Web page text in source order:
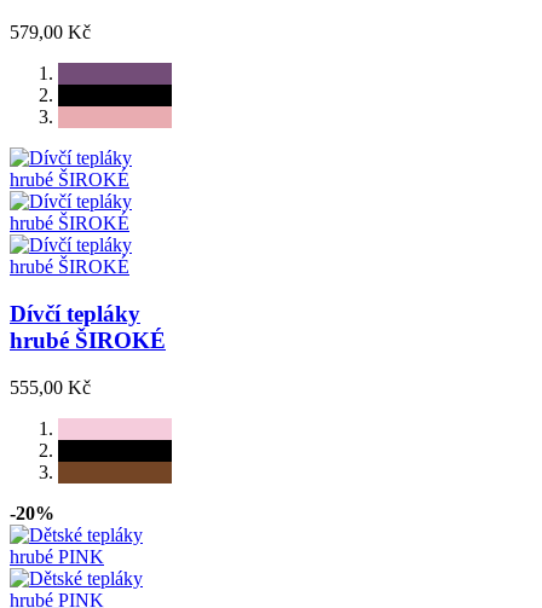
579,00 Kč
Dívčí tepláky
hrubé ŠIROKÉ
555,00 Kč
-20%